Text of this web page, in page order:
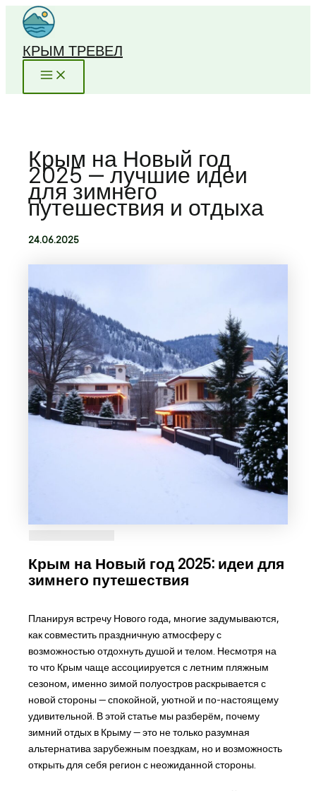
Перейти
содержимому
КРЫМ ТРЕВЕЛ
Крым на Новый год
2025 — лучшие идеи
для зимнего
путешествия и отдыха
24.06.2025
Крым на Новый год 2025: идеи для
зимнего путешествия
Планируя встречу Нового года, многие задумываются,
как совместить праздничную атмосферу с
возможностью отдохнуть душой и телом. Несмотря на
то что Крым чаще ассоциируется с летним пляжным
сезоном, именно зимой полуостров раскрывается с
новой стороны — спокойной, уютной и по-настоящему
удивительной. В этой статье мы разберём, почему
зимний отдых в Крыму — это не только разумная
альтернатива зарубежным поездкам, но и возможность
открыть для себя регион с неожиданной стороны.